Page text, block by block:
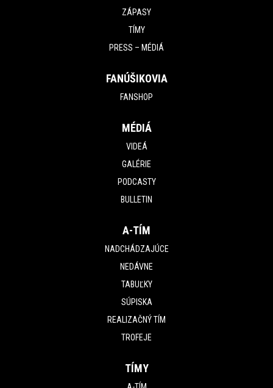
ZÁPASY
TÍMY
PRESS – MÉDIÁ
FANÚŠIKOVIA
FANSHOP
MÉDIÁ
VIDEÁ
GALÉRIE
PODCASTY
BULLETIN
A-TÍM
NADCHÁDZAJÚCE
NEDÁVNE
TABUĽKY
SÚPISKA
REALIZAČNÝ TÍM
TROFEJE
TÍMY